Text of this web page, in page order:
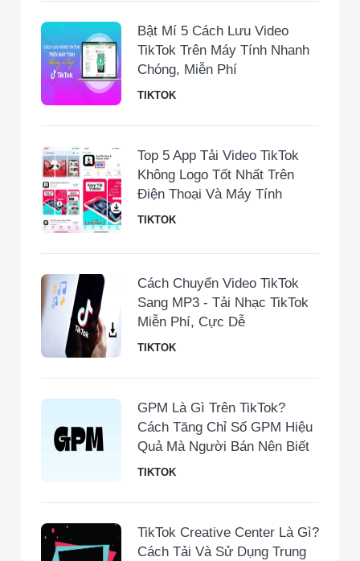
Bật Mí 5 Cách Lưu Video
TikTok Trên Máy Tính Nhanh
Chóng, Miễn Phí
TIKTOK
Top 5 App Tải Video TikTok
Không Logo Tốt Nhất Trên
Điện Thoại Và Máy Tính
TIKTOK
Cách Chuyển Video TikTok
Sang MP3 - Tải Nhạc TikTok
Miễn Phí, Cực Dễ
TIKTOK
GPM Là Gì Trên TikTok?
Cách Tăng Chỉ Số GPM Hiệu
Quả Mà Người Bán Nên Biết
TIKTOK
TikTok Creative Center Là Gì?
Cách Tải Và Sử Dụng Trung